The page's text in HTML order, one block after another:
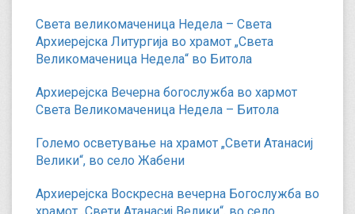
Света великомаченица Недела – Света
Архиерејска Литургија во храмот „Света
Великомаченица Недела“ во Битола
Архиерејска Вечерна богослужба во хармот
Света Великомаченица Недела – Битола
Големо осветување на храмот „Свети Атанасиј
Велики“, во село Жабени
Архиерејска Воскресна вечерна Богослужба во